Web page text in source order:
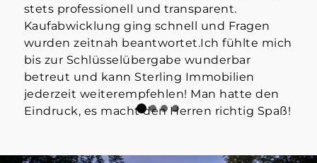
stets professionell und transparent.
Kaufabwicklung ging schnell und Fragen
wurden zeitnah beantwortet.Ich fühlte mich
bis zur Schlüsselübergabe wunderbar
betreut und kann Sterling Immobilien
jederzeit weiterempfehlen! Man hatte den
Eindruck, es macht den Herren richtig Spaß!